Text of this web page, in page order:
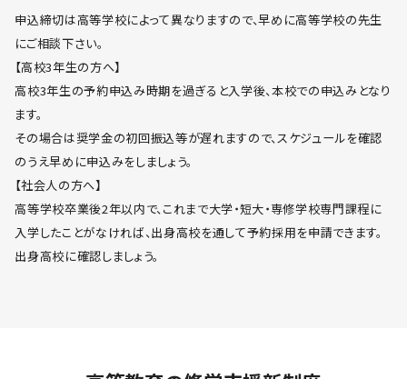
申込締切は高等学校によって異なりますので、早めに高等学校の先生
にご相談下さい。
【高校3年生の方へ】
高校3年生の予約申込み時期を過ぎると入学後、本校での申込みとなり
ます。
その場合は奨学金の初回振込等が遅れますので、スケジュールを確認
のうえ早めに申込みをしましょう。
【社会人の方へ】
高等学校卒業後2年以内で、これまで大学・短大・専修学校専門課程に
入学したことがなければ、出身高校を通して予約採用を申請できます。
出身高校に確認しましょう。